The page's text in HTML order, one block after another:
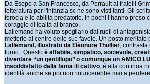
Da Esopo a San Francesco, da Perrault ai fratelli
letteratura per l'infanzia se ne sono visti tanti. Gli
ferocia e le abilità predatorie. In pochi l’hanno preso
coraggio di lealtà al branco.
Lallemand ha voluto spogliarlo dai ruoli di
metterlo al centro delle sue favole. Un posto meritato
Lallemand, illustrato da Elèonore Thullier, contrasta
turno. Questo è affabile, simpatico, socievole,
diventare “un gentillupo” o comunque un AMICO
insoddisfatto dalla fama di cattivo, è alla continua
identità anche se poi non rinuncerebbe mai a